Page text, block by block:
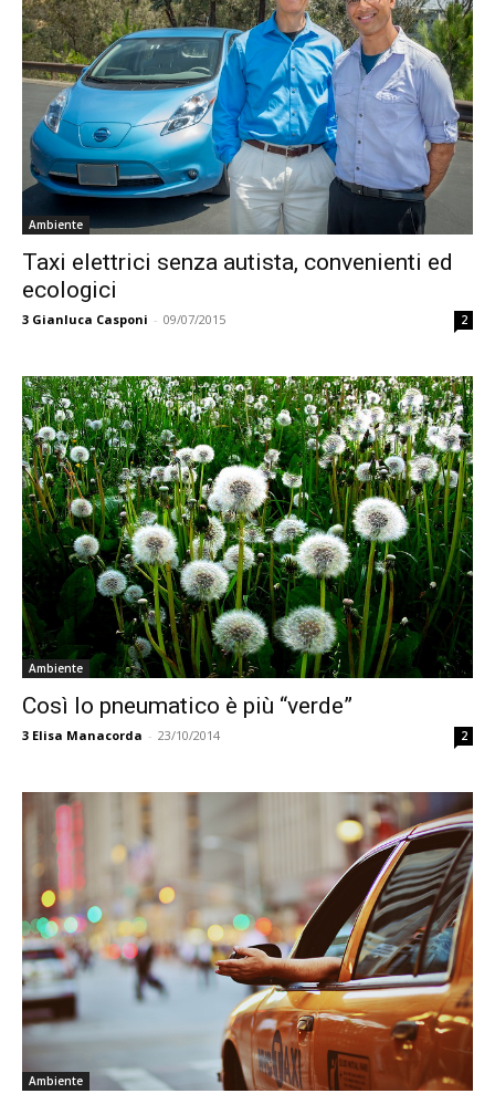
Ambiente
Taxi elettrici senza autista, convenienti ed
ecologici
3 Gianluca Casponi - 09/07/2015 2
Ambiente
Così lo pneumatico è più “verde”
3 Elisa Manacorda - 23/10/2014 2
Ambiente